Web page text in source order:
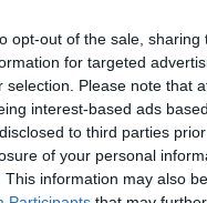
opt-out of the sale,
for targeted
selection. Please note that
interest-based ads
to third parties
of your personal
This information may also